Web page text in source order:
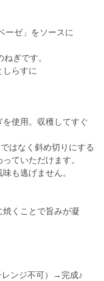
ーゼ」をソースに
ぎです。
らすに
使用。収穫してすぐ
はなく斜め切りにする
ていただけます。
も逃げません。
くことで旨みが凝
ンジ不可）→完成♪